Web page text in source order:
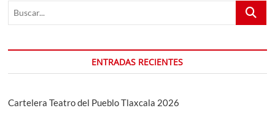
Buscar...
ENTRADAS RECIENTES
Cartelera Teatro del Pueblo Tlaxcala 2026